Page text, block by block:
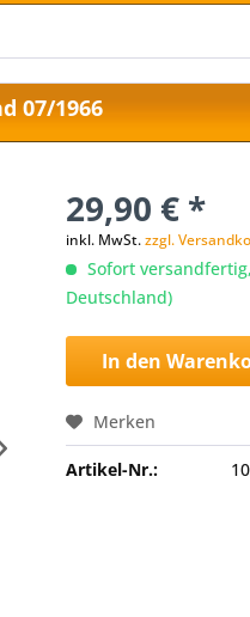
07/1966
29,90 € *
inkl. MwSt.zzgl.
Sofort
Deutschland)
In den
Merken
Artikel-Nr.: